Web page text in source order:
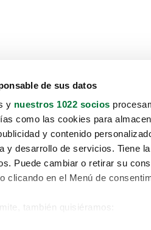
de sus datos
y nuestros 1022 socios
como las cookies para
y contenido
y desarrollo de servicios. Tiene
Puede cambiar o retirar su
clicando en el Menú de
también quisiéramos: